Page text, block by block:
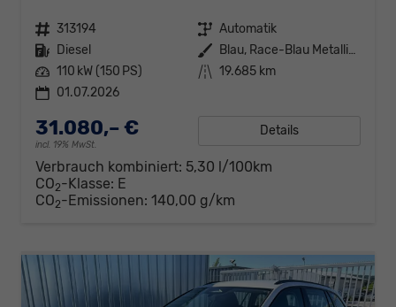
Fahrzeugnr. 313194 Getriebe Automatik
Kraftstoff Diesel Außenfarbe
Blau, Race-Blau Metallic (8X)
Leistung 110 kW (150 PS) Kilometerstand 19.685 km
01.07.2026
31.080,– €
incl. 19% MwSt.
Details
Verbrauch kombiniert: 5,30 l/100km
CO2-Klasse: E
CO2-Emissionen: 140,00 g/km